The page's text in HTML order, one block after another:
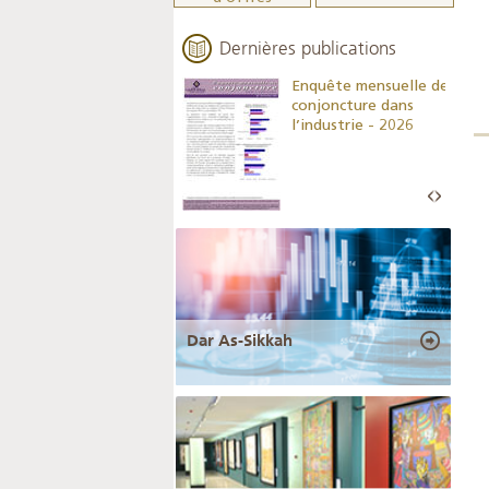
Dernières publications
Enquête mensuelle de
conjoncture dans
l’industrie - 2026
Dar As-Sikkah